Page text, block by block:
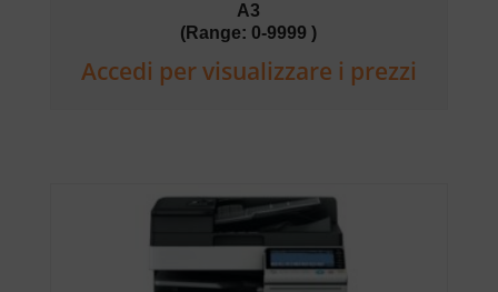
A3
(Range: 0-9999 )
Accedi per visualizzare i prezzi